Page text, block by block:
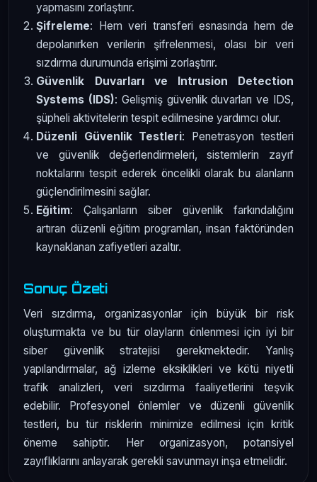
yapmasını zorlaştırır.
Şifreleme: Hem veri transferi esnasında hem de
depolanırken verilerin şifrelenmesi, olası bir veri
sızdırma durumunda erişimi zorlaştırır.
Güvenlik Duvarları ve Intrusion Detection
Systems (IDS): Gelişmiş güvenlik duvarları ve IDS,
şüpheli aktivitelerin tespit edilmesine yardımcı olur.
Düzenli Güvenlik Testleri: Penetrasyon testleri
ve güvenlik değerlendirmeleri, sistemlerin zayıf
noktalarını tespit ederek öncelikli olarak bu alanların
güçlendirilmesini sağlar.
Eğitim: Çalışanların siber güvenlik farkındalığını
artıran düzenli eğitim programları, insan faktöründen
kaynaklanan zafiyetleri azaltır.
Sonuç Özeti
Veri sızdırma, organizasyonlar için büyük bir risk
oluşturmakta ve bu tür olayların önlenmesi için iyi bir
siber güvenlik stratejisi gerekmektedir. Yanlış
yapılandırmalar, ağ izleme eksiklikleri ve kötü niyetli
trafik analizleri, veri sızdırma faaliyetlerini teşvik
edebilir. Profesyonel önlemler ve düzenli güvenlik
testleri, bu tür risklerin minimize edilmesi için kritik
öneme sahiptir. Her organizasyon, potansiyel
zayıflıklarını anlayarak gerekli savunmayı inşa etmelidir.